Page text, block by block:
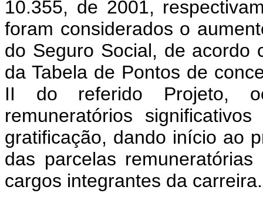
10.355, de 2001,
foram considerados o
do Seguro Social, de acordo
da Tabela de Pontos de
II do referido Projeto,
remuneratórios
gratificação, dando início ao
das parcelas
cargos integrantes da carreira.